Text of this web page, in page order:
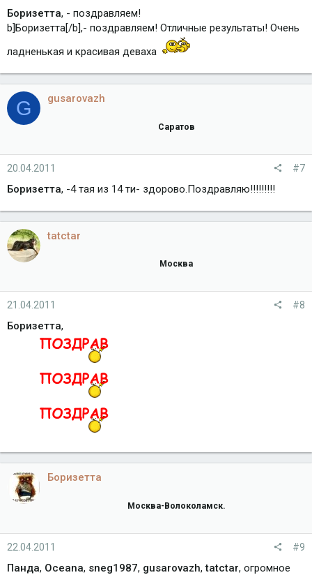
Боризетта, - поздравляем!
b]Боризетта[/b],- поздравляем! Отличные результаты! Очень
ладненькая и красивая деваха
G gusarovazh
Саратов
20.04.2011 #7
Боризетта, -4 тая из 14 ти- здорово.Поздравляю!!!!!!!!!
tatctar
Москва
21.04.2011 #8
Боризетта,
Боризетта
Москва-Волоколамск.
22.04.2011 #9
Панда, Oceana, sneg1987, gusarovazh,tatctar, огромное